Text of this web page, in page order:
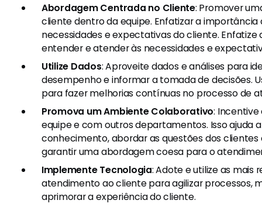
Abordagem Centrada no Cliente: Promover
cliente dentro da equipe. Enfatizar a
necessidades e expectativas do cliente.
entender e atender às necessidades e
Utilize Dados: Aproveite dados e análises para
desempenho e informar a tomada de decisões.
para fazer melhorias contínuas no processo de
Promova um Ambiente Colaborativo:
equipe e com outros departamentos. Isso ajuda
conhecimento, abordar as questões dos
garantir uma abordagem coesa para o
Implemente Tecnologia: Adote e utilize as mais
atendimento ao cliente para agilizar processos,
aprimorar a experiência do cliente.